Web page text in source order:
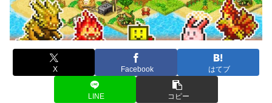
X Facebook はてブ
LINE コピー